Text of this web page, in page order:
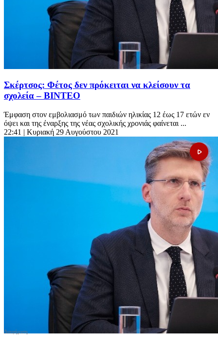
Σκέρτσος: Φέτος δεν πρόκειται να κλείσουν τα
σχολεία – ΒΙΝΤΕΟ
Έμφαση στον εμβολιασμό των παιδιών ηλικίας 12 έως 17 ετών εν
όψει και της έναρξης της νέας σχολικής χρονιάς φαίνεται ...
22:41 | Κυριακή 29 Αυγούστου 2021